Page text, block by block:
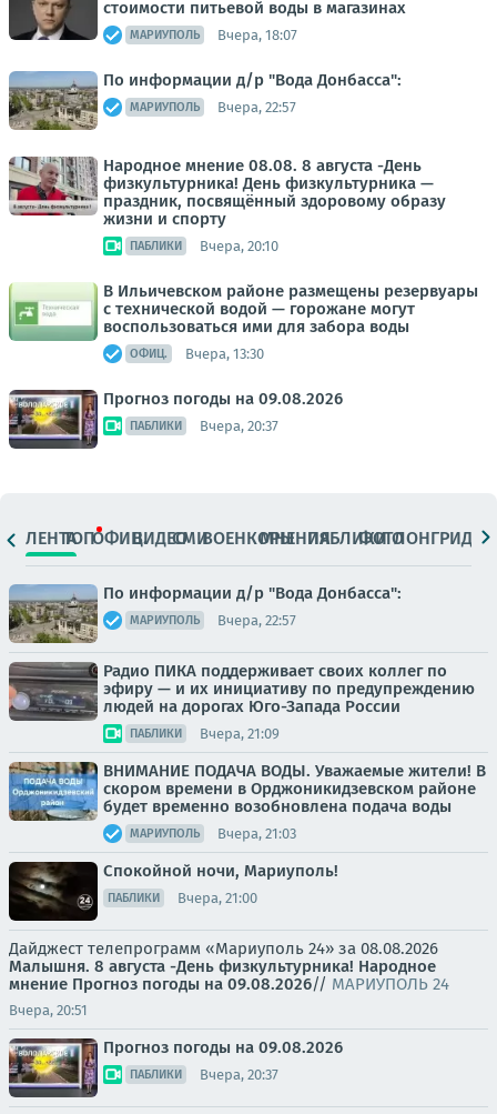
стоимости питьевой воды в магазинах
МАРИУПОЛЬ Вчера, 18:07
По информации д/р "Вода Донбасса":
МАРИУПОЛЬ Вчера, 22:57
Народное мнение 08.08. 8 августа -День
физкультурника! День физкультурника —
праздник, посвящённый здоровому образу
жизни и спорту
ПАБЛИКИ Вчера, 20:10
В Ильичевском районе размещены резервуары
с технической водой — горожане могут
воспользоваться ими для забора воды
ОФИЦ. Вчера, 13:30
Прогноз погоды на 09.08.2026
ПАБЛИКИ Вчера, 20:37
ЛЕНТАТОПОФИЦ.ВИДЕОСМИВОЕНКОРЫМНЕНИЯПАБЛИКИ
ФОТОЛОНГРИДЫ
По информации д/р "Вода Донбасса":
МАРИУПОЛЬ Вчера, 22:57
Радио ПИКА поддерживает своих коллег по
эфиру — и их инициативу по предупреждению
людей на дорогах Юго-Запада России
ПАБЛИКИ Вчера, 21:09
ВНИМАНИЕ ПОДАЧА ВОДЫ. Уважаемые жители! В
скором времени в Орджоникидзевском районе
будет временно возобновлена подача воды
МАРИУПОЛЬ Вчера, 21:03
Спокойной ночи, Мариуполь!
ПАБЛИКИ Вчера, 21:00
Дайджест телепрограмм «Мариуполь 24» за 08.08.2026
Малышня. 8 августа -День физкультурника! Народное
мнение Прогноз погоды на 09.08.2026// МАРИУПОЛЬ 24
Вчера, 20:51
Прогноз погоды на 09.08.2026
ПАБЛИКИ Вчера, 20:37